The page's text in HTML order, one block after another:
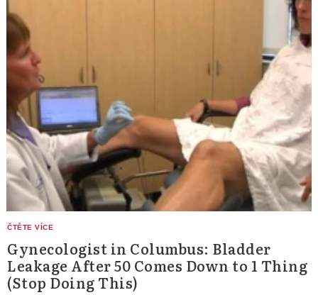
Gynecologist in Columbus: Bladder
Leakage After 50 Comes Down to 1 Thing
(Stop Doing This)